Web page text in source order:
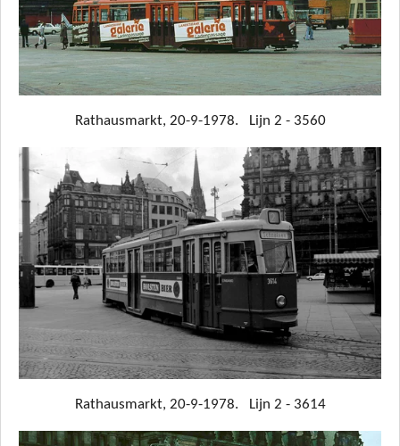
Rathausmarkt, 20-9-1978. Lijn 2 - 3560
Rathausmarkt, 20-9-1978. Lijn 2 - 3614